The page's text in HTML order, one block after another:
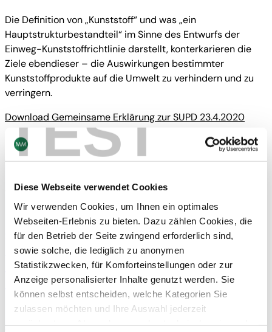
TEST
Diese Webseite verwendet Cookies
Wir verwenden Cookies, um Ihnen ein optimales
Webseiten-Erlebnis zu bieten. Dazu zählen Cookies, die
für den Betrieb der Seite zwingend erforderlich sind,
sowie solche, die lediglich zu anonymen
Statistikzwecken, für Komforteinstellungen oder zur
Anzeige personalisierter Inhalte genutzt werden. Sie
können selbst entscheiden, welche Kategorien Sie
zulassen möchten und Ihre Auswahl jederzeit
Die Definition von „Kunststoff“ und was „ein
Hauptstrukturbestandteil“ im Sinne des Entwurfs der
Einweg-Kunststoffrichtlinie darstellt, konterkarieren die
Ziele ebendieser – die Auswirkungen bestimmter
Kunststoffprodukte auf die Umwelt zu verhindern und zu
verringern.
Download Gemeinsame Erklärung zur SUPD 23.4.2020
BOARD & PAPER
Verwandte Nachrichten
Board & Paper
09/02/26
Kundenstories · Customer Stories
OTG setzt mit FOODBOARD® auf höchste
Standards in der Produktsicherheit
Board & Paper